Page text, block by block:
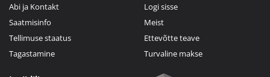
Abi ja Kontakt
Saatmisinfo
Tellimuse staatus
Tagastamine
Logi sisse
Meist
Ettevõtte teave
Turvaline makse